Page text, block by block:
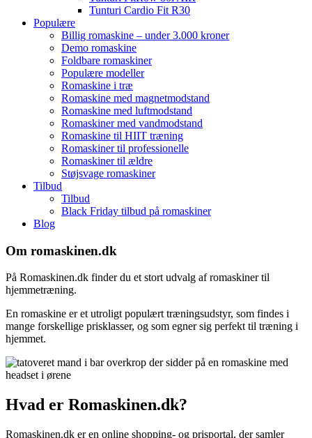
Tunturi Cardio Fit R30
Populære
Billig romaskine – under 3.000 kroner
Demo romaskine
Foldbare romaskiner
Populære modeller
Romaskine i træ
Romaskine med magnetmodstand
Romaskine med luftmodstand
Romaskiner med vandmodstand
Romaskine til HIIT træning
Romaskiner til professionelle
Romaskiner til ældre
Støjsvage romaskiner
Tilbud
Tilbud
Black Friday tilbud på romaskiner
Blog
Om romaskinen.dk
På Romaskinen.dk finder du et stort udvalg af romaskiner til
hjemmetræning.
En romaskine er et utroligt populært træningsudstyr, som findes i
mange forskellige prisklasser, og som egner sig perfekt til træning i
hjemmet.
Hvad er Romaskinen.dk?
Romaskinen.dk er en online shopping- og prisportal, der samler